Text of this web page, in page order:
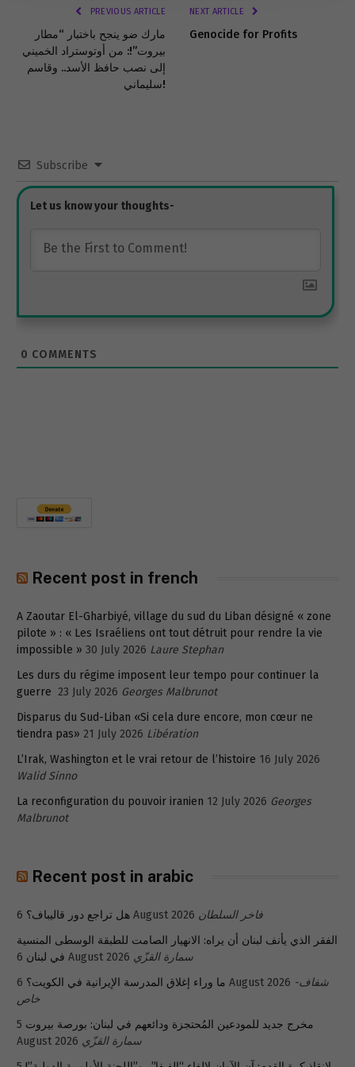
PREVIOUS ARTICLE
مارك ضو ينجح باختبار “مطار
بيروت”!: من أوتوستراد الخميني
إلى نصب حافظ الأسد.. وقاسم
سليماني!
NEXT ARTICLE
Genocide for Profits
Subscribe
0 COMMENTS
Recent post in french
A Zaoutar El-Gharbiyé, village du sud du Liban désigné « zone
pilote » : « Les Israéliens ont tout détruit pour rendre la vie
impossible » 30 July 2026 Laure Stephan
Les durs du régime imposent leur tempo pour continuer la
guerre 23 July 2026 Georges Malbrunot
Disparus du Sud-Liban «Si cela dure encore, mon cœur ne
tiendra pas» 21 July 2026 Libération
L’Irak, Washington et le vrai retour de l’histoire 16 July 2026
Walid Sinno
La reconfiguration du pouvoir iranien 12 July 2026 Georges
Malbrunot
Recent post in arabic
هل تراجع دور قاليباف؟ 6 August 2026 فاخر السلطان
الفقر الذي يأنف لبنان أن يراه: الانهيار الصامت للطبقة الوسطى المنسية
في لبنان 6 August 2026 سمارة القزّي
ما وراء إغلاق المدرسة الإيرانية في الكويت؟ 6 August 2026 شفاف-
خاص
مخرج جديد للمودعين المُحتجزة ودائعهم في لبنان: بورصة بيروت 5
August 2026 سمارة القزّي